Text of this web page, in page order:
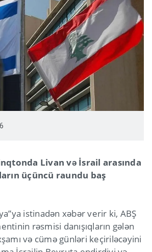
Livan və İsrail arasında
üçüncü raundu baş
istinadən xəbər verir ki, ABŞ
rəsmisi danışıqların gələn
və cümə günləri keçiriləcəyini